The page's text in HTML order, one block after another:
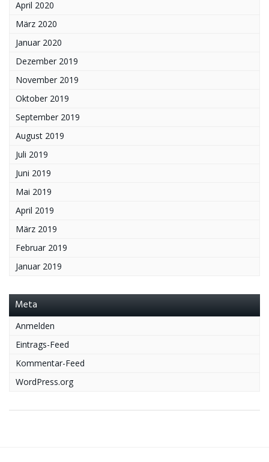
April 2020
März 2020
Januar 2020
Dezember 2019
November 2019
Oktober 2019
September 2019
August 2019
Juli 2019
Juni 2019
Mai 2019
April 2019
März 2019
Februar 2019
Januar 2019
Meta
Anmelden
Eintrags-Feed
Kommentar-Feed
WordPress.org